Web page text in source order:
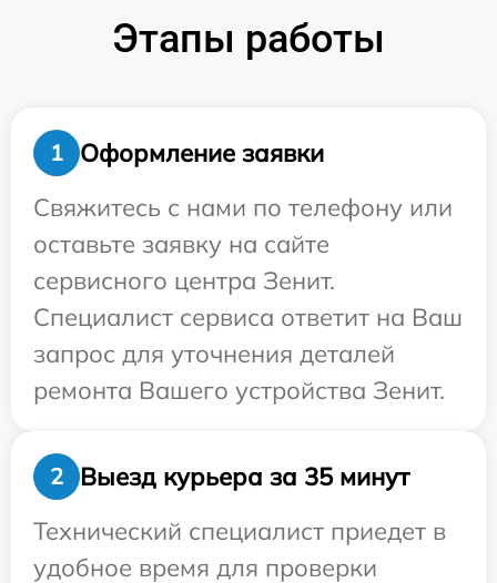
Этапы работы
1
Оформление заявки
Свяжитесь с нами по телефону или
оставьте заявку на сайте
сервисного центра Зенит.
Специалист сервиса ответит на Ваш
запрос для уточнения деталей
ремонта Вашего устройства Зенит.
2
Выезд курьера за 35 минут
Технический специалист приедет в
удобное время для проверки